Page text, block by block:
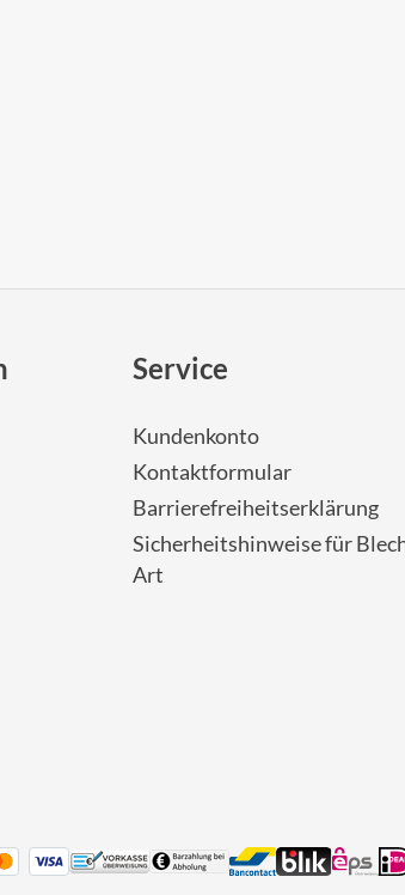
Service
Kundenkonto
Kontaktformular
Barrierefreiheitserklärung
Sicherheitshinweise für
Art